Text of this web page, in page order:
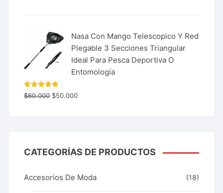
Nasa Con Mango Telescopico Y Red
Plegable 3 Secciones Triangular
Ideal Para Pesca Deportiva O
Entomología
Valorado
con 5.00
$60.000 $50.000
CATEGORÍAS DE PRODUCTOS
Accesorios De Moda (18)